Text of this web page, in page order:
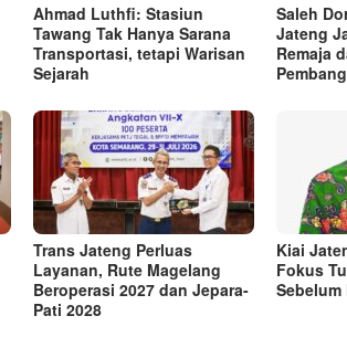
Ahmad Luthfi: Stasiun
Tawang Tak Hanya Sarana
Transportasi, tetapi Warisan
Sejarah
Saleh
Jateng
Remaja
Trans Jateng Perluas
Layanan, Rute Magelang
Beroperasi 2027 dan Jepara-
Pati 2028
Kiai
Fokus
Sebelum